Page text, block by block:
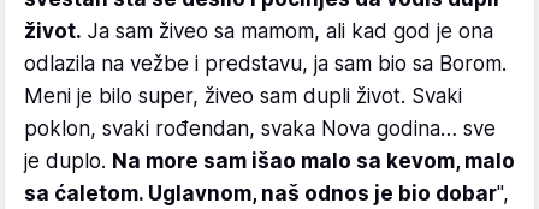
život. Ja sam živeo sa mamom, ali kad god je ona
odlazila na vežbe i predstavu, ja sam bio sa Borom.
Meni je bilo super, živeo sam dupli život. Svaki
poklon, svaki rođendan, svaka Nova godina… sve
je duplo. Na more sam išao malo sa kevom, malo
sa ćaletom. Uglavnom, naš odnos je bio dobar",